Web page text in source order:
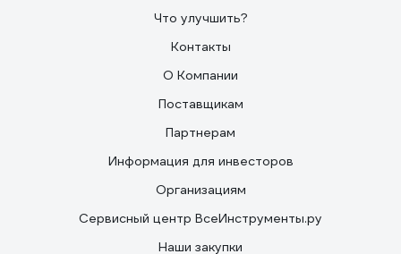
Что улучшить?
Контакты
О Компании
Поставщикам
Партнерам
Информация для инвесторов
Организациям
Сервисный центр ВсеИнструменты.ру
Наши закупки